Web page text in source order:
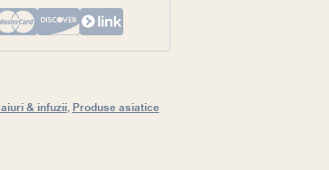
& infuzii,Produse asiatice